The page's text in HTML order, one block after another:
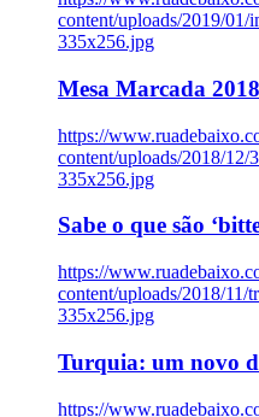
content/uploads/2019/01/
335x256.jpg
Mesa Marcada 2018
https://
content/uploads/2018/12/
335x256.jpg
Sabe o que são
https://
content/uploads/2018/11/
335x256.jpg
Turquia: um novo
https://